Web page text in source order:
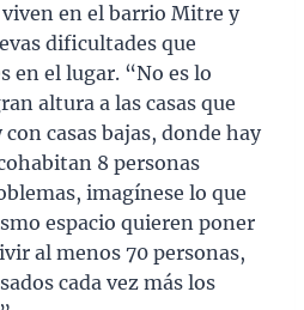
en el barrio Mitre y
dificultades que
en el lugar. “No es lo
altura a las casas que
casas bajas, donde hay
8 personas
imagínese lo que
espacio quieren poner
al menos 70 personas,
cada vez más los